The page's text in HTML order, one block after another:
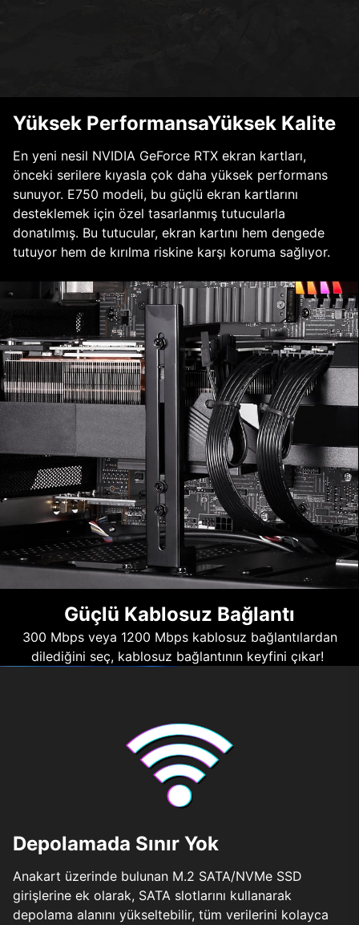
Yüksek PerformansaYüksek Kalite
En yeni nesil NVIDIA GeForce RTX ekran kartları,
önceki serilere kıyasla çok daha yüksek performans
sunuyor. E750 modeli, bu güçlü ekran kartlarını
desteklemek için özel tasarlanmış tutucularla
donatılmış. Bu tutucular, ekran kartını hem dengede
tutuyor hem de kırılma riskine karşı koruma sağlıyor.
Güçlü Kablosuz Bağlantı
300 Mbps veya 1200 Mbps kablosuz bağlantılardan
dilediğini seç, kablosuz bağlantının keyfini çıkar!
Depolamada Sınır Yok
Anakart üzerinde bulunan M.2 SATA/NVMe SSD
girişlerine ek olarak, SATA slotlarını kullanarak
depolama alanını yükseltebilir, tüm verilerini kolayca